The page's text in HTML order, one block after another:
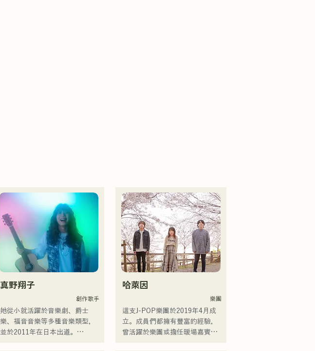
真野翔子
創作歌手
她從小就活躍於音樂劇、爵士
樂、福音音樂等多種音樂類型，
並於2011年在日本出道。
哈萊因
樂團
這支J-POP樂團於2019年4月成
立。成員們都擁有豐富的經驗，
曾活躍於樂團或擔任暖場嘉賓，